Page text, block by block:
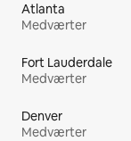
Atlanta
Medværter
Fort Lauderdale
Medværter
Denver
Medværter